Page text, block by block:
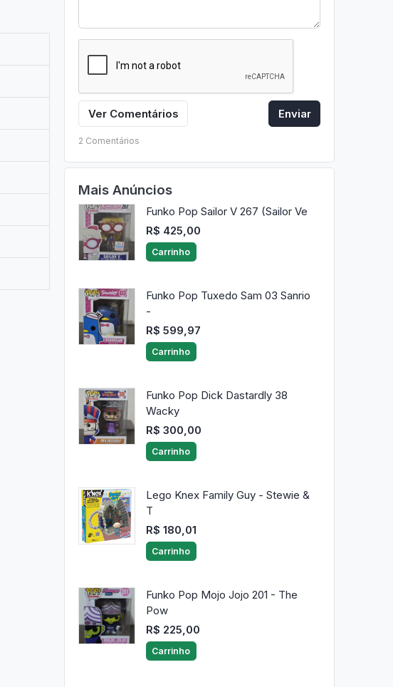
Ver Comentários Enviar
2 Comentários
Mais Anúncios
Funko Pop Sailor V 267 (Sailor Ve
R$ 425,00
Carrinho
Funko Pop Tuxedo Sam 03 Sanrio
-
R$ 599,97
Carrinho
Funko Pop Dick Dastardly 38
Wacky
R$ 300,00
Carrinho
Lego Knex Family Guy - Stewie &
T
R$ 180,01
Carrinho
Funko Pop Mojo Jojo 201 - The
Pow
R$ 225,00
Carrinho